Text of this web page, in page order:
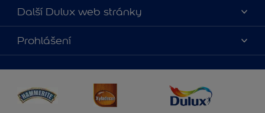
O nás
Kontaktujte nás
Najít obchod
Další Dulux web stránky
duluxmalir.cz
duluxmaliar.sk
duluxprodejnabarev.cz
duluxpredajnafarieb.sk
Prohlášení